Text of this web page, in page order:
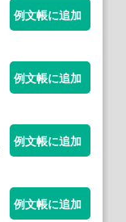
例文帳に追加
例文帳に追加
例文帳に追加
例文帳に追加